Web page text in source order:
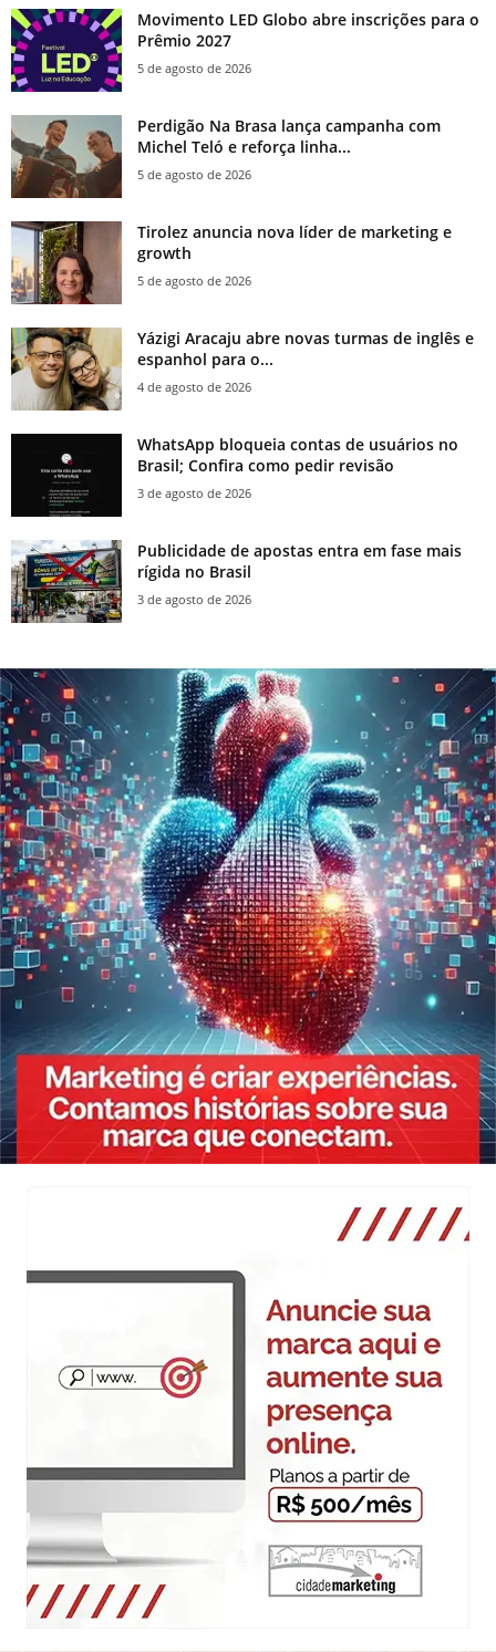
Movimento LED Globo abre inscrições para o
Prêmio 2027
5 de agosto de 2026
Perdigão Na Brasa lança campanha com
Michel Teló e reforça linha...
5 de agosto de 2026
Tirolez anuncia nova líder de marketing e
growth
5 de agosto de 2026
Yázigi Aracaju abre novas turmas de inglês e
espanhol para o...
4 de agosto de 2026
WhatsApp bloqueia contas de usuários no
Brasil; Confira como pedir revisão
3 de agosto de 2026
Publicidade de apostas entra em fase mais
rígida no Brasil
3 de agosto de 2026